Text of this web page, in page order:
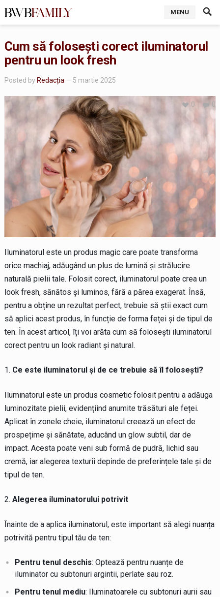
MENU
Cum să folosești corect iluminatorul
pentru un look fresh
Posted by Redacția — 5 martie 2025
0
0
Iluminatorul este un produs magic care poate transforma
orice machiaj, adăugând un plus de lumină și strălucire
naturală pielii tale. Folosit corect, iluminatorul poate crea un
look fresh, sănătos și luminos, fără a părea exagerat. Însă,
pentru a obține un rezultat perfect, trebuie să știi exact cum
să aplici acest produs, în funcție de forma feței și de tipul de
ten. În acest articol, îți voi arăta cum să folosești iluminatorul
corect pentru un look radiant și natural.
Ce este iluminatorul și de ce trebuie să îl folosești?
Iluminatorul este un produs cosmetic folosit pentru a adăuga
luminozitate pielii, evidențiind anumite trăsături ale feței.
Aplicat în zonele cheie, iluminatorul creează un efect de
prospețime și sănătate, aducând un glow subtil, dar de
impact. Acesta poate veni sub formă de pudră, lichid sau
cremă, iar alegerea texturii depinde de preferințele tale și de
tipul de ten.
Alegerea iluminatorului potrivit
Înainte de a aplica iluminatorul, este important să alegi nuanța
potrivită pentru tipul tău de ten:
Pentru tenul deschis: Optează pentru nuanțe de
iluminator cu subtonuri argintii, perlate sau roz.
Pentru tenul mediu: Iluminatoarele cu subtonuri aurii sau